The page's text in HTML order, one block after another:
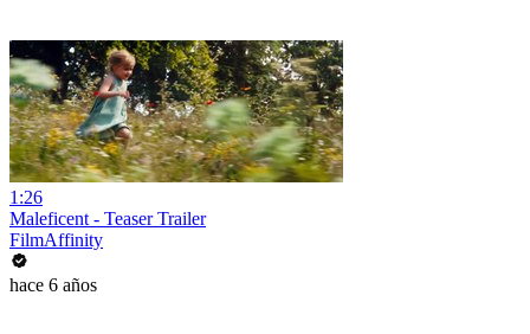
1:26
Maleficent - Teaser Trailer
FilmAffinity
hace 6 años